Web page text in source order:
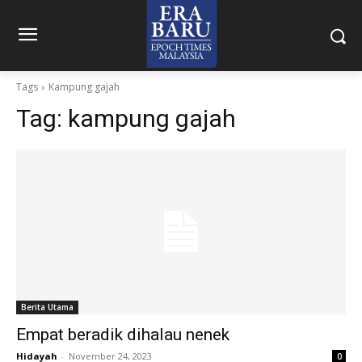
Tags Kampung gajah
Tag: kampung gajah
Berita Utama
Empat beradik dihalau nenek
Hidayah - November 24, 2023 0